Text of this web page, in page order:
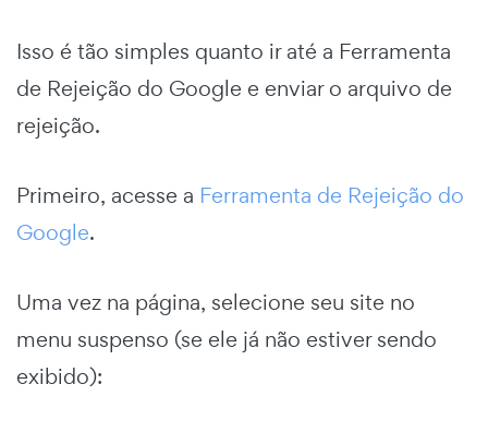
Isso é tão simples quanto ir até a Ferramenta
de Rejeição do Google e enviar o arquivo de
rejeição.
Primeiro, acesse a Ferramenta de Rejeição do
Google.
Uma vez na página, selecione seu site no
menu suspenso (se ele já não estiver sendo
exibido):